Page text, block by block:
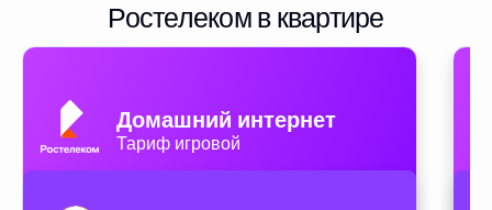
Ростелеком в квартире
Домашний интернет
Тариф игровой